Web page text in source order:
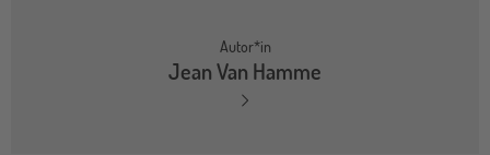
Autor*in
Jean Van Hamme